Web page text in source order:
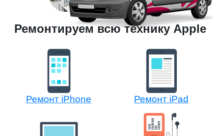
Ремонтируем всю технику Apple
Ремонт iPhone Ремонт iPad